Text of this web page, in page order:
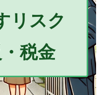
リスク
税金